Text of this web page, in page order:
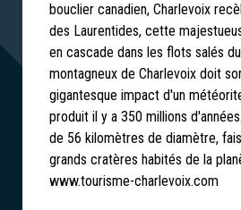
bouclier canadien, Charlevoix
des Laurentides, cette
en cascade dans les flots salés
montagneux de Charlevoix doit
gigantesque impact d'un
produit il y a 350 millions
de 56 kilomètres de diamètre,
grands cratères habités de la
www.tourisme-charlevoix.com